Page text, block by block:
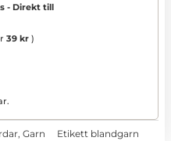
- Direkt till
39 kr )
, Garn Etikett blandgarn